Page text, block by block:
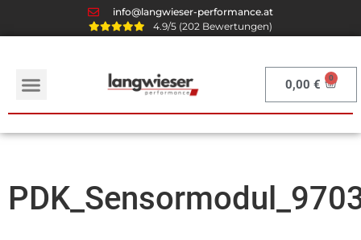
info@langwieser-performance.at
4.9/5 (202 Bewertungen)
0,00€